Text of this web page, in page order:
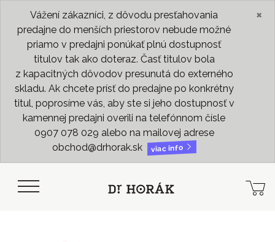
Vážení zákazníci, z dôvodu presťahovania
predajne do menších priestorov nebude možné
priamo v predajni ponúkať plnú dostupnosť
titulov tak ako doteraz. Časť titulov bola
z kapacitných dôvodov presunutá do externého
skladu. Ak chcete prísť do predajne po konkrétny
titul, poprosíme vás, aby ste si jeho dostupnosť v
kamennej predajni overili na telefónnom čísle
0907 078 029 alebo na mailovej adrese
obchod@drhorak.sk
viac info
×